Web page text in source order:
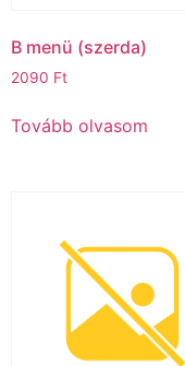
B menü (szerda)
2090 Ft
Tovább olvasom